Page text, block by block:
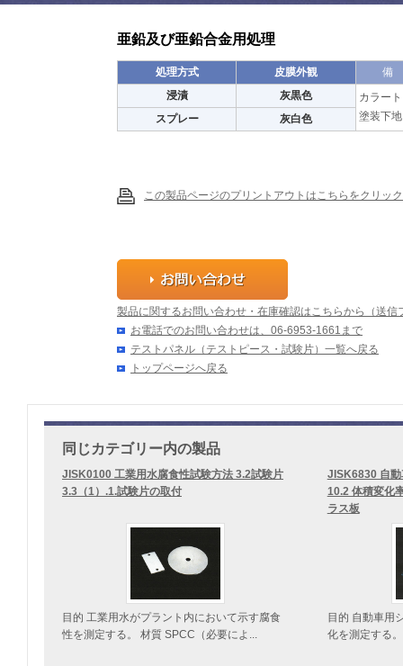
亜鉛及び亜鉛合金用処理
処理方式 皮膜外観
備
浸漬
灰黒色
カラー
塗装下
スプレー 灰白色
この製品ページのプリントアウトはこちらをクリック
製品に関するお問い合わせ・在庫確認はこちらから（送信
お電話でのお問い合わせは、06-6953-1661まで
テストパネル（テストピース・試験片）一覧へ戻る
トップページへ戻る
同じカテゴリー内の製品
JISK0100 工業用水腐食性試験方法 3.2試験片
3.3（1）.1.試験片の取付
目的 工業用水がプラント内において示す腐食
性を測定する。 材質 SPCC（必要によ...
JISK6830 自
10.2 体積変化
ラス板
目的 自動車用
化を測定する